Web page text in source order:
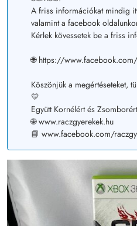
A friss információkat mindig
valamint a facebook
Kérlek kövessetek be a friss
🌐 https://
Köszönjük a megértéseteket,
💛
Együtt Kornélért és
🌐 www.raczgyerekek.hu
📘 www.facebook.com/